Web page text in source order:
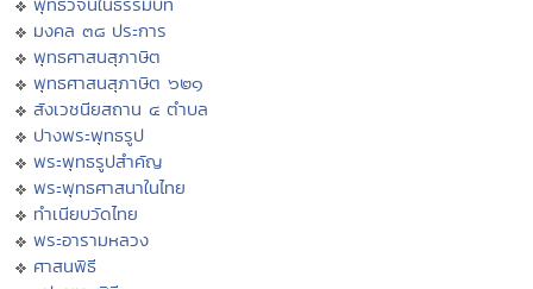
มงคล ๓๘ ประการ
พุทธศาสนสุภาษิต
พุทธศาสนสุภาษิต ๖๒๑
สังเวชนียสถาน ๔ ตำบล
ปางพระพุทธรูป
พระพุทธรูปสำคัญ
พระพุทธศาสนาในไทย
ทำเนียบวัดไทย
พระอารามหลวง
ศาสนพิธี